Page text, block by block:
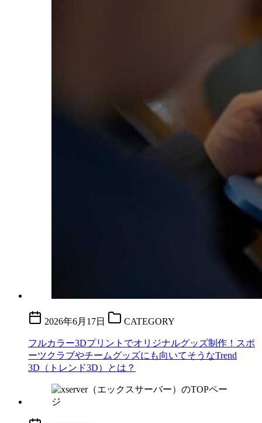
2026年6月17日 CATEGORY
フルカラー3Dプリントでオリジナルグッズ制作！スポ
ーツクラブやチームグッズにも向いてそうなTrend
3D（トレンド3D）とは？